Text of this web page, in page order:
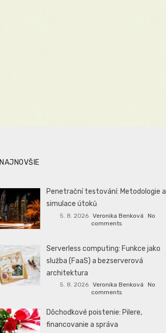
NAJNOVŠIE
Penetrační testování: Metodologie a
simulace útoků
5. 8. 2026 Veronika Benková
No
comments
Serverless computing: Funkce jako
služba (FaaS) a bezserverová
architektura
5. 8. 2026 Veronika Benková
No
comments
Dôchodkové poistenie: Pilere,
financovanie a správa